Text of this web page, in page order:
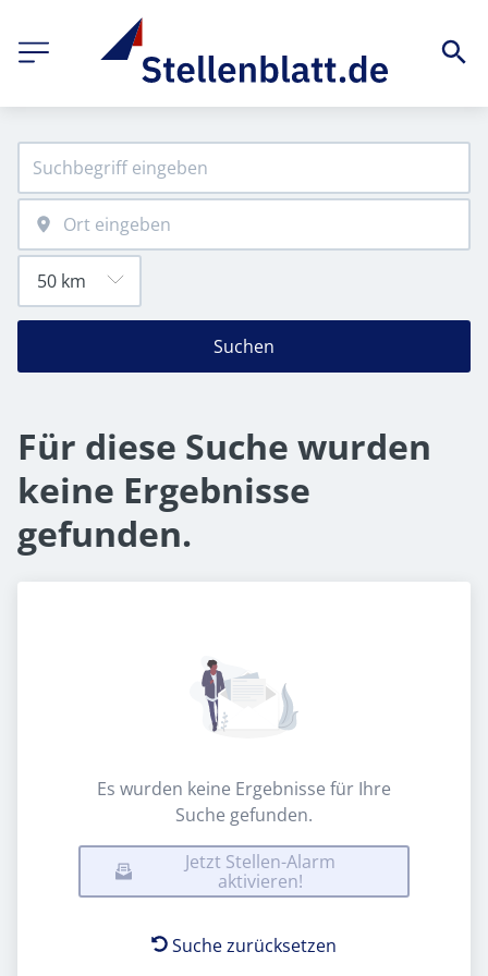
Suchen
Für diese Suche wurden
keine Ergebnisse
gefunden.
Es wurden keine Ergebnisse für Ihre
Suche gefunden.
Jetzt Stellen-Alarm
aktivieren!
Suche zurücksetzen